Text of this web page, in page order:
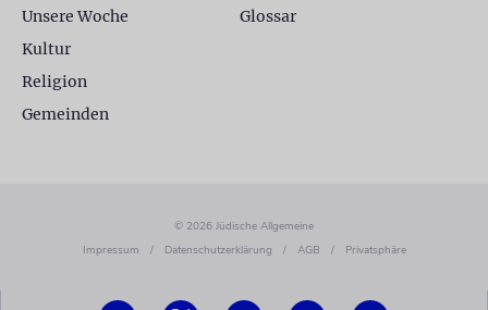
Unsere Woche
Kultur
Religion
Gemeinden
Glossar
© 2026 Jüdische Allgemeine
Impressum
/ Datenschutzerklärung / AGB / Privatsphäre